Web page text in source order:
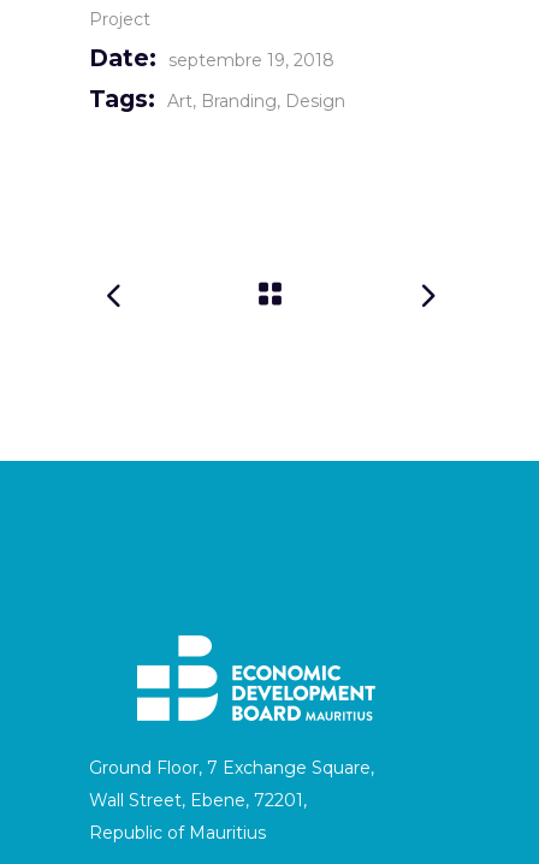
Project
Date: septembre 19, 2018
Tags: Art Branding Design
Ground Floor, 7 Exchange Square,
Wall Street, Ebene, 72201,
Republic of Mauritius